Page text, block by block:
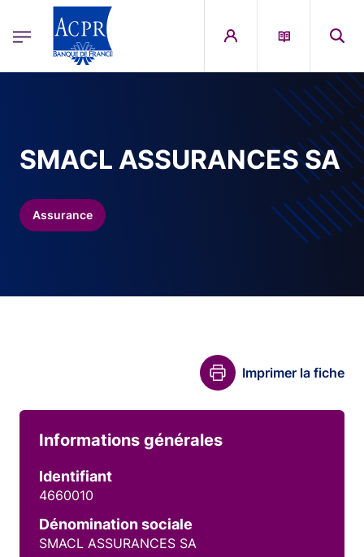
ACPR Menu Principal (French)
SMACL ASSURANCES SA
Assurance
Imprimer la fiche
Informations générales
Identifiant
4660010
Dénomination sociale
SMACL ASSURANCES SA